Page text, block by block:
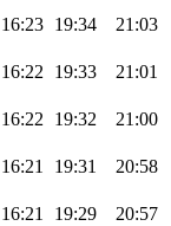
16:23 19:34
21:03
16:22 19:33
21:01
16:22 19:32
21:00
16:21 19:31
20:58
16:21 19:29
20:57